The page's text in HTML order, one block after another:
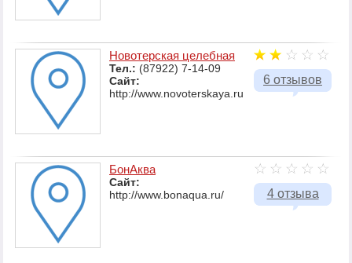
6 отзывов
Новотерская целебная
Тел.: (87922) 7-14-09
Сайт:
http://www.novoterskaya.ru
4 отзыва
БонАква
Сайт:
http://www.bonaqua.ru/